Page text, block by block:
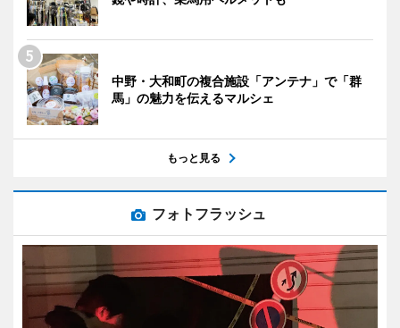
中野・大和町の複合施設「アンテナ」で「群
馬」の魅力を伝えるマルシェ
もっと見る
フォトフラッシュ